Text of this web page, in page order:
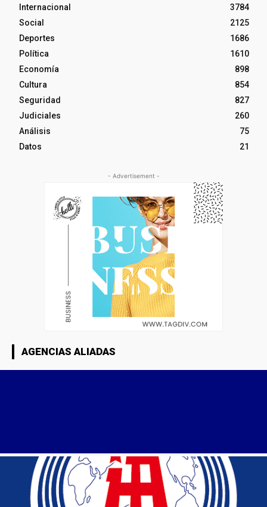
Internacional
3784
Social
2125
Deportes
1686
Política
1610
Economía
898
Cultura
854
Seguridad
827
Judiciales
260
Análisis
75
Datos
21
- Advertisement -
AGENCIAS ALIADAS